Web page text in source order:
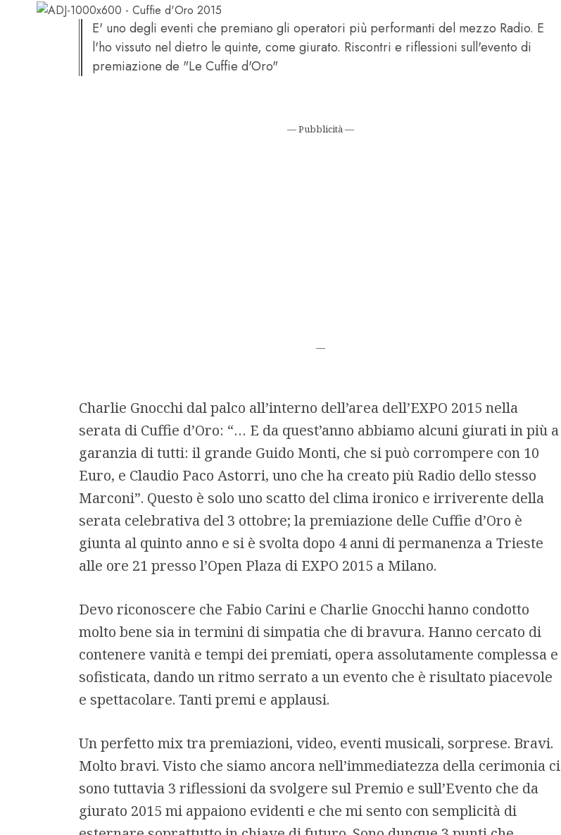
E' uno degli eventi che premiano gli operatori più performanti del mezzo Radio. E
l'ho vissuto nel dietro le quinte, come giurato. Riscontri e riflessioni sull'evento di
premiazione de "Le Cuffie d'Oro"
— Pubblicità —
—
Charlie Gnocchi dal palco all’interno dell’area dell’EXPO 2015 nella
serata di Cuffie d’Oro: “… E da quest’anno abbiamo alcuni giurati in più a
garanzia di tutti: il grande Guido Monti, che si può corrompere con 10
Euro, e Claudio Paco Astorri, uno che ha creato più Radio dello stesso
Marconi”. Questo è solo uno scatto del clima ironico e irriverente della
serata celebrativa del 3 ottobre; la premiazione delle Cuffie d’Oro è
giunta al quinto anno e si è svolta dopo 4 anni di permanenza a Trieste
alle ore 21 presso l’Open Plaza di EXPO 2015 a Milano.
Devo riconoscere che Fabio Carini e Charlie Gnocchi hanno condotto
molto bene sia in termini di simpatia che di bravura. Hanno cercato di
contenere vanità e tempi dei premiati, opera assolutamente complessa e
sofisticata, dando un ritmo serrato a un evento che è risultato piacevole
e spettacolare. Tanti premi e applausi.
Un perfetto mix tra premiazioni, video, eventi musicali, sorprese. Bravi.
Molto bravi. Visto che siamo ancora nell’immediatezza della cerimonia ci
sono tuttavia 3 riflessioni da svolgere sul Premio e sull’Evento che da
giurato 2015 mi appaiono evidenti e che mi sento con semplicità di